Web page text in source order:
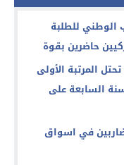
الوطني للطلبة
حاضرين بقوة
المرتبة الأولى
السابعة على
في اسواق